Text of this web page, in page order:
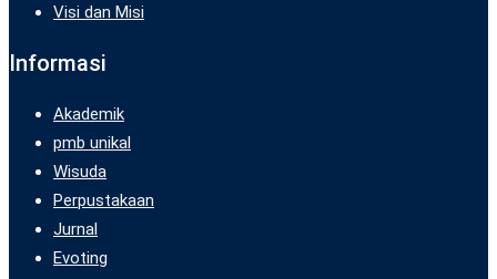
Visi dan Misi
Informasi
Akademik
pmb unikal
Wisuda
Perpustakaan
Jurnal
Evoting